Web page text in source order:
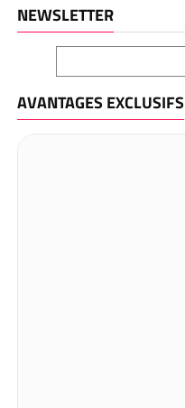
NEWSLETTER
AVANTAGES EXCLUSIFS